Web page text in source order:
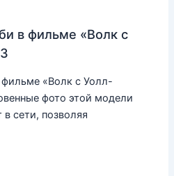
в фильме «Волк с
«Волк с Уолл-
фото этой модели
сети, позволяя